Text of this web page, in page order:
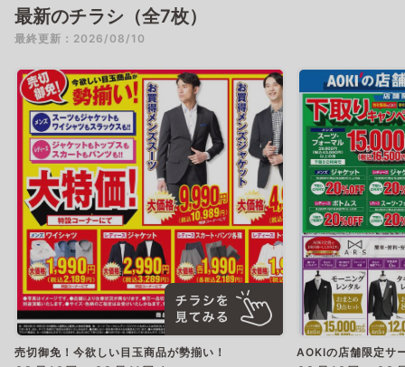
最新のチラシ（全7枚）
最終更新：2026/08/10
売切御免！今欲しい目玉商品が勢揃い！ AOKIの店舗限定サ